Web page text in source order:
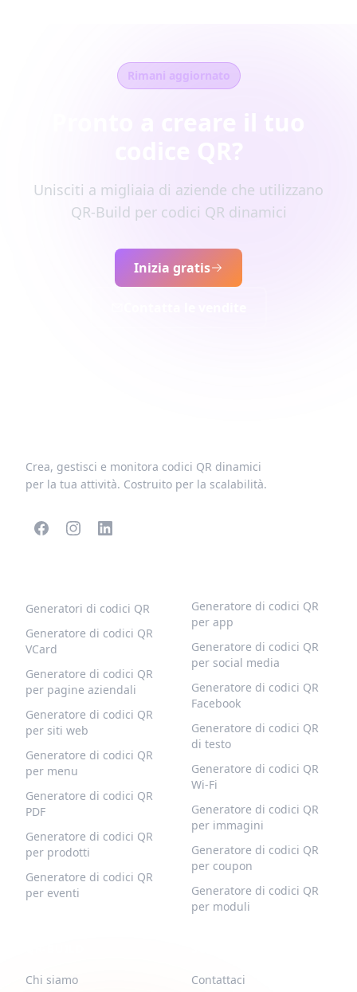
Rimani aggiornato
Unisciti a migliaia di aziende che utilizzano
QR-Build per codici QR dinamici
Inizia gratis
Crea, gestisci e monitora codici QR dinamici
per la tua attività. Costruito per la scalabilità.
Generatori di codici QR
Generatore di codici QR
VCard
Generatore di codici QR
per pagine aziendali
Generatore di codici QR
per siti web
Generatore di codici QR
per menu
Generatore di codici QR
PDF
Generatore di codici QR
per prodotti
Generatore di codici QR
per eventi
Generatore di codici QR
per app
Generatore di codici QR
per social media
Generatore di codici QR
Facebook
Generatore di codici QR
di testo
Generatore di codici QR
Wi-Fi
Generatore di codici QR
per immagini
Generatore di codici QR
per coupon
Generatore di codici QR
per moduli
Chi siamo Contattaci